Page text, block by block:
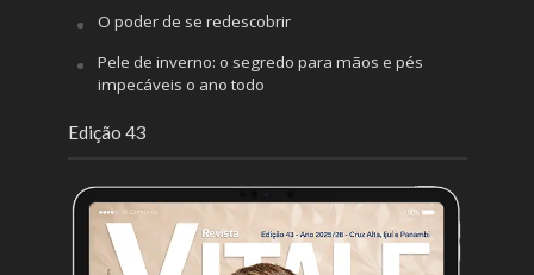
O poder de se redescobrir
Pele de inverno: o segredo para mãos e pés
impecáveis o ano todo
Edição 43